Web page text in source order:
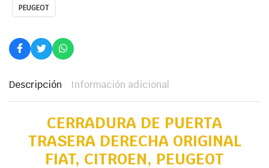
PEUGEOT
Descripción Información adicional
CERRADURA DE PUERTA
TRASERA DERECHA ORIGINAL
FIAT, CITROEN, PEUGEOT